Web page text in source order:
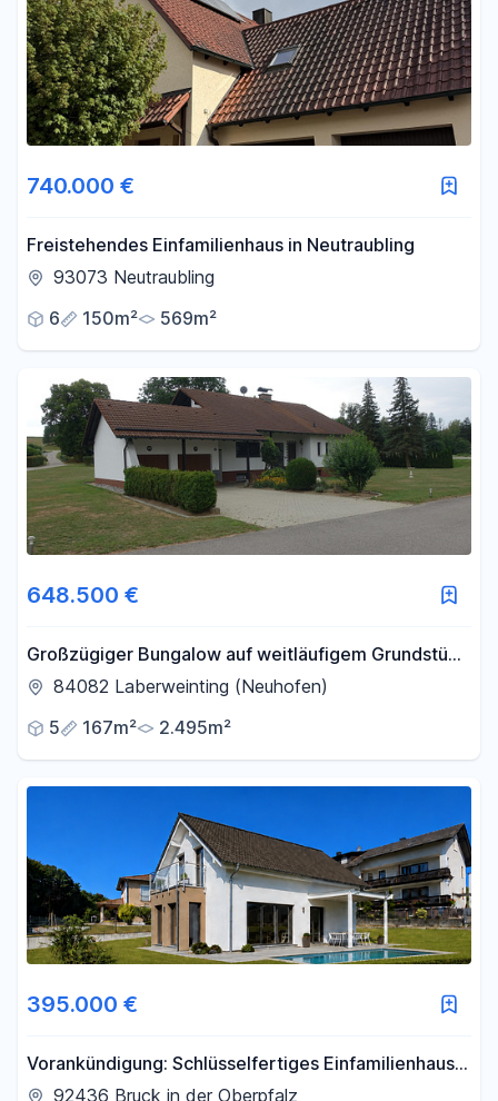
740.000 €
Freistehendes Einfamilienhaus in Neutraubling
93073 Neutraubling
6
150m² 569m²
648.500 €
Großzügiger Bungalow auf weitläufigem Grundstück
– und optionaler Pferdehaltung
84082 Laberweinting (Neuhofen)
5
167m² 2.495m²
395.000 €
Vorankündigung: Schlüsselfertiges Einfamilienhaus
in Seenähe
92436 Bruck in der Oberpfalz